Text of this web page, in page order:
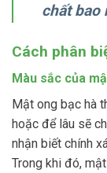
chất bao
Cách phân
Màu sắc của
Mật ong bạc hà
hoặc để lâu sẽ
nhận biết chính
Trong khi đó,